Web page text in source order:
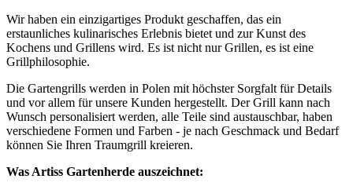
Wir haben ein einzigartiges Produkt geschaffen, das ein
erstaunliches kulinarisches Erlebnis bietet und zur Kunst des
Kochens und Grillens wird. Es ist nicht nur Grillen, es ist eine
Grillphilosophie.
Die Gartengrills werden in Polen mit höchster Sorgfalt für Details
und vor allem für unsere Kunden hergestellt. Der Grill kann nach
Wunsch personalisiert werden, alle Teile sind austauschbar, haben
verschiedene Formen und Farben - je nach Geschmack und Bedarf
können Sie Ihren Traumgrill kreieren.
Was Artiss Gartenherde auszeichnet: